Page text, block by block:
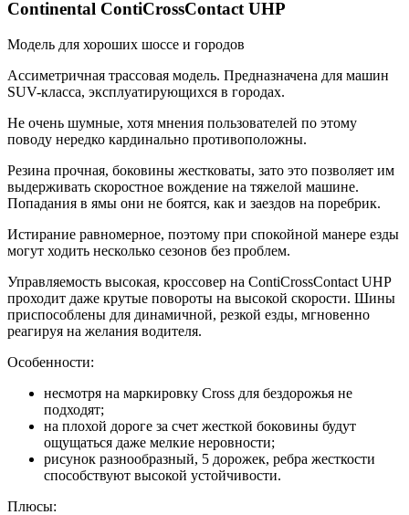
Continental ContiCrossContact UHP
Модель для хороших шоссе и городов
Ассиметричная трассовая модель. Предназначена для машин
SUV-класса, эксплуатирующихся в городах.
Не очень шумные, хотя мнения пользователей по этому
поводу нередко кардинально противоположны.
Резина прочная, боковины жестковаты, зато это позволяет им
выдерживать скоростное вождение на тяжелой машине.
Попадания в ямы они не боятся, как и заездов на поребрик.
Истирание равномерное, поэтому при спокойной манере езды
могут ходить несколько сезонов без проблем.
Управляемость высокая, кроссовер на ContiCrossContact UHP
проходит даже крутые повороты на высокой скорости. Шины
приспособлены для динамичной, резкой езды, мгновенно
реагируя на желания водителя.
Особенности:
несмотря на маркировку Cross для бездорожья не
подходят;
на плохой дороге за счет жесткой боковины будут
ощущаться даже мелкие неровности;
рисунок разнообразный, 5 дорожек, ребра жесткости
способствуют высокой устойчивости.
Плюсы: